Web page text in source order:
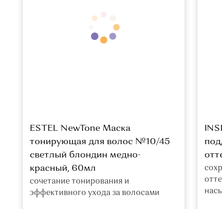
ESTEL NewTone Маска
тонирующая для волос №10/45
светлый блондин медно-
красный, 60мл
сочетание тонирования и
эффективного ухода за волосами